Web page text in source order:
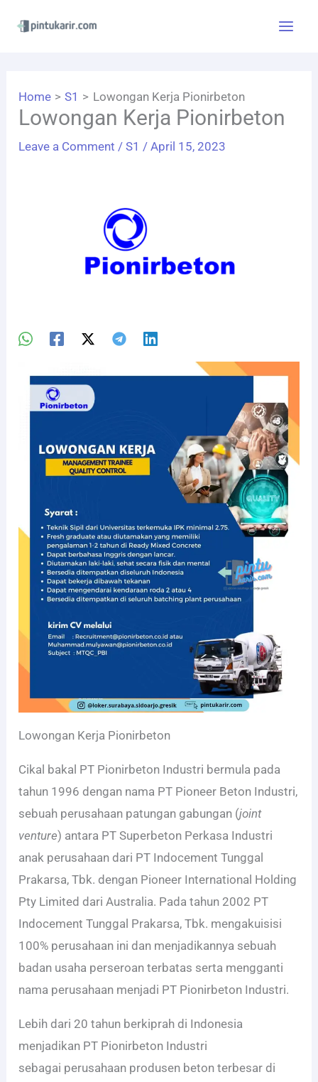
Home S1 Lowongan Kerja Pionirbeton
Lowongan Kerja Pionirbeton
Leave a Comment /S1 /April 15, 2023
Lowongan Kerja Pionirbeton
Cikal bakal PT Pionirbeton Industri bermula pada
tahun 1996 dengan nama PT Pioneer Beton Industri,
sebuah perusahaan patungan gabungan (joint
venture) antara PT Superbeton Perkasa Industri
anak perusahaan dari PT Indocement Tunggal
Prakarsa, Tbk. dengan Pioneer International Holding
Pty Limited dari Australia. Pada tahun 2002 PT
Indocement Tunggal Prakarsa, Tbk. mengakuisisi
100% perusahaan ini dan menjadikannya sebuah
badan usaha perseroan terbatas serta mengganti
nama perusahaan menjadi PT Pionirbeton Industri.
Lebih dari 20 tahun berkiprah di Indonesia
menjadikan PT Pionirbeton Industri
sebagai perusahaan produsen beton terbesar di